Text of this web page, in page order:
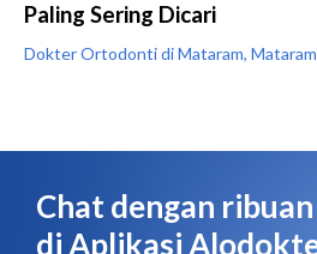
Paling Sering Dicari
Dokter Ortodonti di Mataram, Mataram